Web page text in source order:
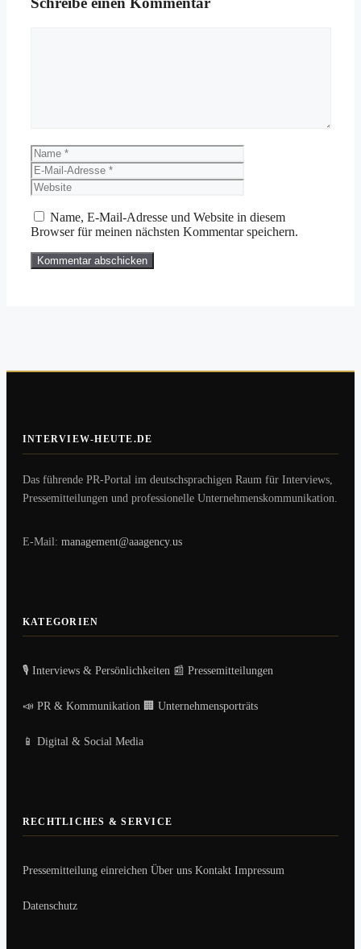
Name
Mail-
Adresse
Name, E-Mail-Adresse und Website in diesem
Browser für meinen nächsten Kommentar speichern.
INTERVIEW-HEUTE.DE
Das führende PR-Portal im deutschsprachigen Raum für Interviews,
Pressemitteilungen und professionelle Unternehmenskommunikation.
E-Mail: management@aaagency.us
KATEGORIEN
🎙️ Interviews & Persönlichkeiten 📰 Pressemitteilungen
📣 PR & Kommunikation 🏢 Unternehmensporträts
📱 Digital & Social Media
RECHTLICHES & SERVICE
Pressemitteilung einreichen Über uns Kontakt Impressum
Datenschutz